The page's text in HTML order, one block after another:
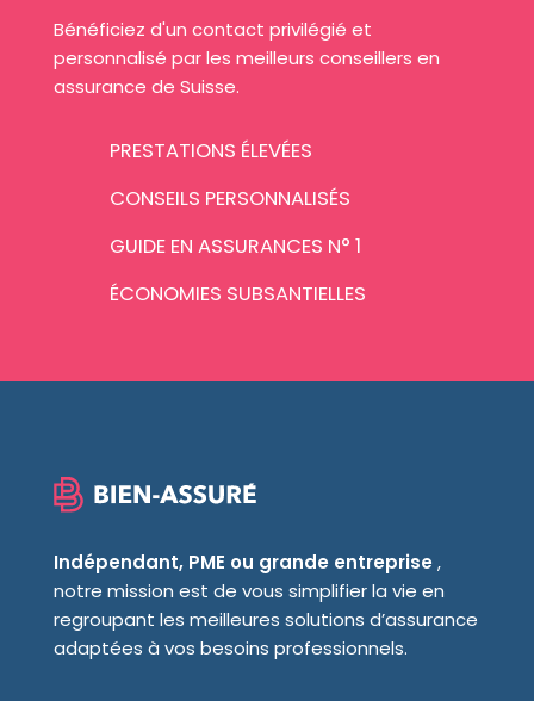
Bénéficiez d'un contact privilégié et
personnalisé par les meilleurs conseillers en
assurance de Suisse.
PRESTATIONS ÉLEVÉES
CONSEILS PERSONNALISÉS
GUIDE EN ASSURANCES N° 1
ÉCONOMIES SUBSANTIELLES
Indépendant, PME ou grande entreprise ,
notre mission est de vous simplifier la vie en
regroupant les meilleures solutions d’assurance
adaptées à vos besoins professionnels.